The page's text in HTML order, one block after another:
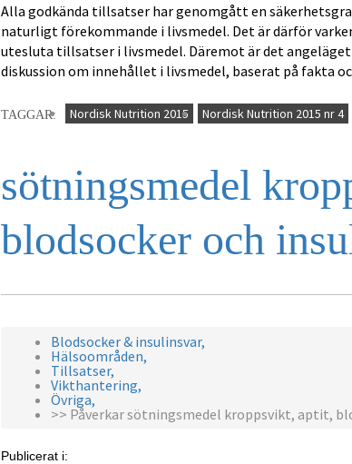
Alla godkända tillsatser har genomgått en
naturligt förekommande i livsmedel. Det är därför
utesluta tillsatser i livsmedel. Däremot är det
diskussion om innehållet i livsmedel, baserat på fakta
TAGGAR: Nordisk Nutrition 2015 Nordisk Nutrition 2015 nr 4
sötningsmedel
blodsocker och
Blodsocker & insulinsvar,
Hälsoområden,
Tillsatser,
Vikthantering,
Övriga,
>> Påverkar sötningsmedel kroppsvikt, aptit,
Publicerat i: